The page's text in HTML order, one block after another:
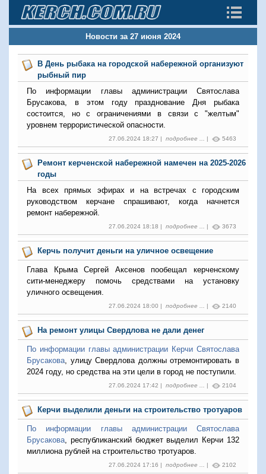
Новости за 27 июня 2024
В День рыбака на городской набережной организуют
рыбный пир
По информации главы администрации Святослава
Брусакова, в этом году празднование Дня рыбака
состоится, но с ограничениями в связи с "желтым"
уровнем террористической опасности.
27.06.2024 18:27 | подробнее ... | 5463
Ремонт керченской набережной намечен на 2025-2026
годы
На всех прямых эфирах и на встречах с городским
руководством керчане спрашивают, когда начнется
ремонт набережной.
27.06.2024 18:18 | подробнее ... | 3673
Керчь получит деньги на уличное освещение
Глава Крыма Сергей Аксенов пообещал керченскому
сити-менеджеру помочь средствами на установку
уличного освещения.
27.06.2024 18:00 | подробнее ... | 2140
На ремонт улицы Свердлова не дали денег
По информации главы администрации Керчи Святослава
Брусакова, улицу Свердлова должны отремонтировать в
2024 году, но средства на эти цели в город не поступили.
27.06.2024 17:42 | подробнее ... | 2104
Керчи выделили деньги на строительство тротуаров
По информации главы администрации Святослава
Брусакова, республиканский бюджет выделил Керчи 132
миллиона рублей на строительство тротуаров.
27.06.2024 17:16 | подробнее ... | 2102